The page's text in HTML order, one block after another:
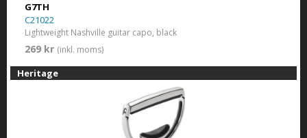
G7TH
C21022
Lightweight Nashville guitar capo, black
269 kr (inkl. moms)
Heritage